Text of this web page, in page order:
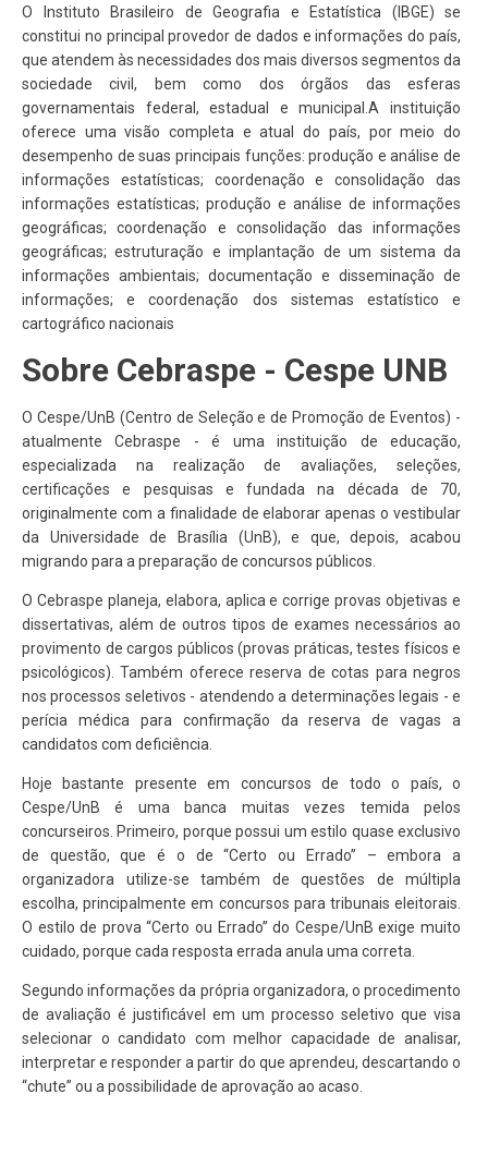
O Instituto Brasileiro de Geografia e Estatística (IBGE) se
constitui no principal provedor de dados e informações do país,
que atendem às necessidades dos mais diversos segmentos da
sociedade civil, bem como dos órgãos das esferas
governamentais federal, estadual e municipal.A instituição
oferece uma visão completa e atual do país, por meio do
desempenho de suas principais funções: produção e análise de
informações estatísticas; coordenação e consolidação das
informações estatísticas; produção e análise de informações
geográficas; coordenação e consolidação das informações
geográficas; estruturação e implantação de um sistema da
informações ambientais; documentação e disseminação de
informações; e coordenação dos sistemas estatístico e
cartográfico nacionais
Sobre Cebraspe - Cespe UNB
O Cespe/UnB (Centro de Seleção e de Promoção de Eventos) -
atualmente Cebraspe - é uma instituição de educação,
especializada na realização de avaliações, seleções,
certificações e pesquisas e fundada na década de 70,
originalmente com a finalidade de elaborar apenas o vestibular
da Universidade de Brasília (UnB), e que, depois, acabou
migrando para a preparação de concursos públicos.
O Cebraspe planeja, elabora, aplica e corrige provas objetivas e
dissertativas, além de outros tipos de exames necessários ao
provimento de cargos públicos (provas práticas, testes físicos e
psicológicos). Também oferece reserva de cotas para negros
nos processos seletivos - atendendo a determinações legais - e
perícia médica para confirmação da reserva de vagas a
candidatos com deficiência.
Hoje bastante presente em concursos de todo o país, o
Cespe/UnB é uma banca muitas vezes temida pelos
concurseiros. Primeiro, porque possui um estilo quase exclusivo
de questão, que é o de “Certo ou Errado” – embora a
organizadora utilize-se também de questões de múltipla
escolha, principalmente em concursos para tribunais eleitorais.
O estilo de prova “Certo ou Errado” do Cespe/UnB exige muito
cuidado, porque cada resposta errada anula uma correta.
Segundo informações da própria organizadora, o procedimento
de avaliação é justificável em um processo seletivo que visa
selecionar o candidato com melhor capacidade de analisar,
interpretar e responder a partir do que aprendeu, descartando o
“chute” ou a possibilidade de aprovação ao acaso.